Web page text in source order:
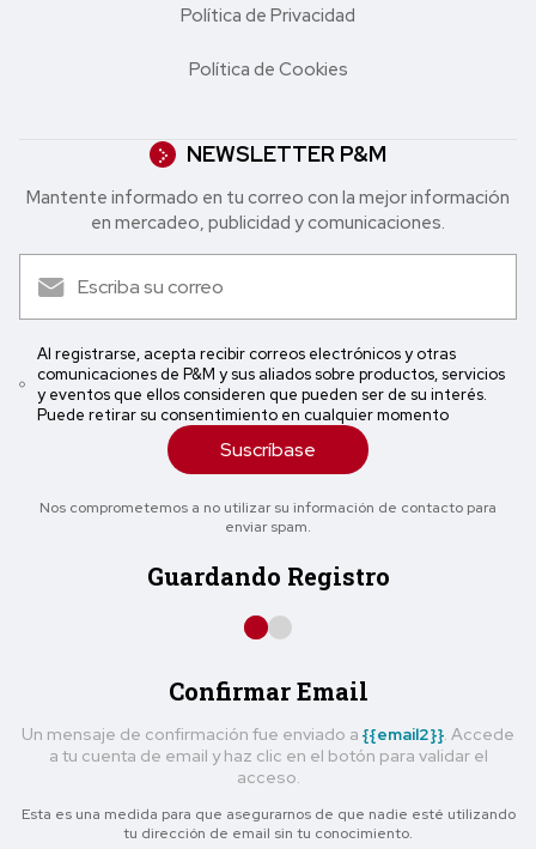
Política de Privacidad
Política de Cookies
NEWSLETTER P&M
Mantente informado en tu correo con la mejor in formación
en mercadeo, publicidad y comunicaciones.
Al registrarse, acepta recibir correos electrónicos y otras
comunicaciones de P&M y sus aliados sobre productos, servicios
y eventos que ellos consideren que pueden ser de su interés.
Puede retirar su consentimiento en cualquier momento
Suscríbase
Nos comprometemos a no utilizar su información de contacto para
enviar spam.
Guardando Registro
Confirmar Email
Un mensaje de confirmación fue enviado a {{email2}}. Accede
a tu cuenta de email y haz clic en el botón para validar el
acceso.
Esta es una medida para que asegurarnos de que nadie esté utilizando
tu dirección de email sin tu conocimiento.